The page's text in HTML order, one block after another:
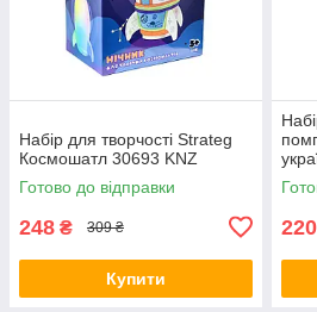
Набір для творчості Strateg
Космошатл 30693 KNZ
Готово до відправки
248 ₴ 309 ₴
Купити
220